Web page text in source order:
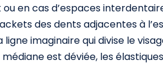
ou en cas d’espaces
des dents adjacentes à
ligne imaginaire qui divise le
est déviée, les